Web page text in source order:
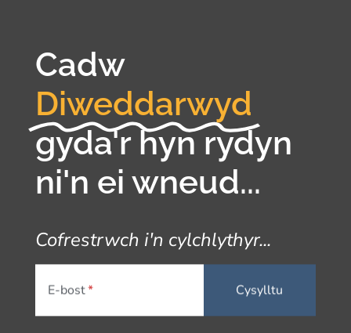
Cadw
Diweddarwyd
gyda'r hyn rydyn
ni'n ei wneud...
Cofrestrwch i'n cylchlythyr...
E-bost